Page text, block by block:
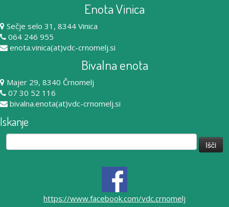
Enota Vinica
Sečje selo 31, 8344 Vinica
064 246 955
enota.vinica(at)vdc-crnomelj.si
Bivalna enota
Majer 29, 8340 Črnomelj
07 30 52 116
bivalna.enota(at)vdc-crnomelj.si
Iskanje
Išči:
https://www.facebook.com/vdc.crnomelj